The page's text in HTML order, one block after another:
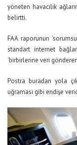
yöneten havacılık
belirtti.
FAA raporunun
standart internet
‘birbirlerine veri
Postra buradan yola
uğraması gibi endişe